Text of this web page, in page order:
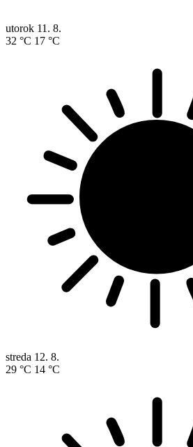
utorok 11. 8.
32 °C 17 °C
streda 12. 8.
29 °C 14 °C